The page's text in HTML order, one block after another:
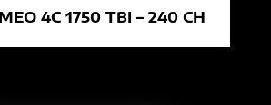
4C 1750 TBI – 240 CH